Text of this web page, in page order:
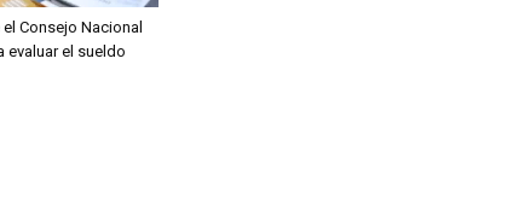
Consejo Nacional
evaluar el sueldo